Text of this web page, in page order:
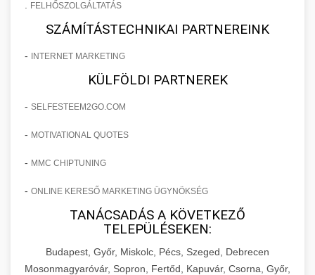
FELHŐSZOLGÁLTATÁS
SZÁMÍTÁSTECHNIKAI PARTNEREINK
- INTERNET MARKETING
KÜLFÖLDI PARTNEREK
- SELFESTEEM2GO.COM
- MOTIVATIONAL QUOTES
- MMC CHIPTUNING
- ONLINE KERESŐ MARKETING ÜGYNÖKSÉG
TANÁCSADÁS A KÖVETKEZŐ
TELEPÜLÉSEKEN:
Budapest, Győr, Miskolc, Pécs, Szeged, Debrecen
Mosonmagyaróvár, Sopron, Fertőd, Kapuvár, Csorna, Győr,